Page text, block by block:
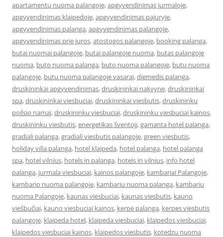
apartamentų nuoma palangoje,apgyvendinimas jurmaloje,
apgyvendinimas klaipedoje,apgyvendinimas pajuryje,
apgyvendinimas palanga,apgyvendinimas palangoje,
apgyvendinimas prie juros,atostogos palangoje, booking palanga,
butai nuomai palangoje, butai palangoje nuoma, butas palangoje
nuoma, buto nuoma palanga, buto nuoma palangoje, butų nuoma
palangoje, butu nuoma palangoje vasarai,diemedis palanga,
druskininkai apgyvendinimas,druskininkai nakvyne,druskininkai
spa,druskininkai viesbuciai,druskininkai viesbutis,druskininku
poilsio namai,druskininku viesbuciai,druskininku viesbuciai kainos,
druskininku viesbutis,energetikas šventoji,gamanta hotel palanga,
gradiali palanga,gradiali viesbutis palangoje,green viesbutis,
holiday villa palanga, hotel klaipeda, hotel palanga, hotel palanga
spa, hotel vilnius, hotels in palanga, hotels in vilnius, info hotel
palanga, jurmala viesbuciai, kainos palangoje, kambariai Palangoje,
kambario nuoma palangoje, kambariu nuoma palanga, kambariu
nuoma Palangoje, kaunas viesbuciai, kaunas viesbutis, kauno
viešbučiai, kauno viesbuciai kainos, kerpė palanga, kerpes viesbutis
palangoje, klaipeda hotel, klaipeda viesbuciai, klaipedos viesbuciai,
klaipedos viesbuciai kainos, klaipedos viesbutis, kotedzu nuoma